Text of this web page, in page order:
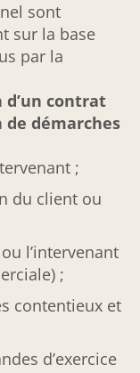
sont
sur la base
par la
d’un contrat
de démarches
;
du client ou
l’intervenant
;
contentieux et
d’exercice